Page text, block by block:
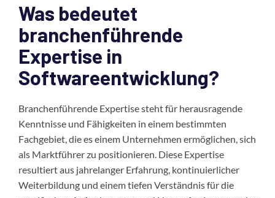
Was bedeutet
branchenführende
Expertise in
Softwareentwicklung?
Branchenführende Expertise steht für herausragende
Kenntnisse und Fähigkeiten in einem bestimmten
Fachgebiet, die es einem Unternehmen ermöglichen, sich
als Marktführer zu positionieren. Diese Expertise
resultiert aus jahrelanger Erfahrung, kontinuierlicher
Weiterbildung und einem tiefen Verständnis für die